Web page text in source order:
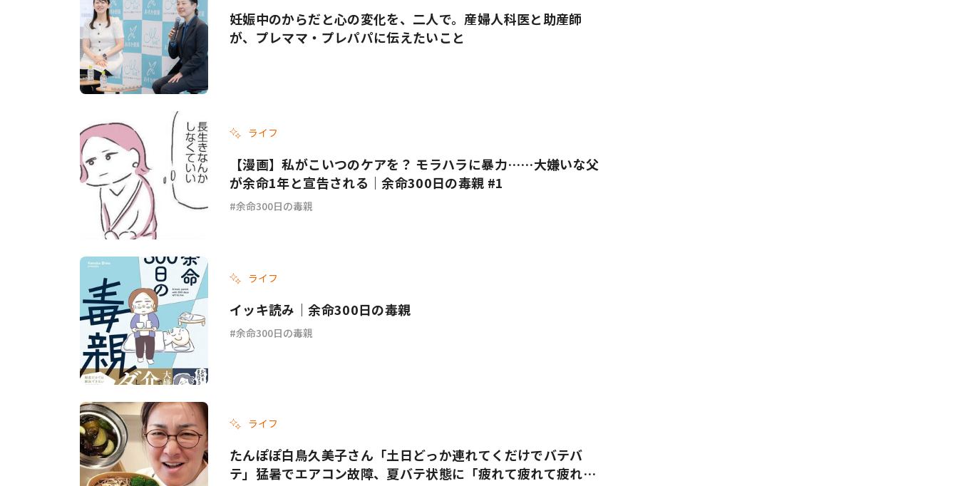
妊娠中のからだと心の変化を、二人で。産婦人科医と助産師
が、プレママ・プレパパに伝えたいこと
ライフ
【漫画】私がこいつのケアを？ モラハラに暴力……大嫌いな父
が余命1年と宣告される｜余命300日の毒親 #1
余命300日の毒親
ライフ
イッキ読み｜余命300日の毒親
余命300日の毒親
ライフ
たんぽぽ白鳥久美子さん「土日どっか連れてくだけでバテバ
テ」猛暑でエアコン故障、夏バテ状態に「疲れて疲れて疲れ果